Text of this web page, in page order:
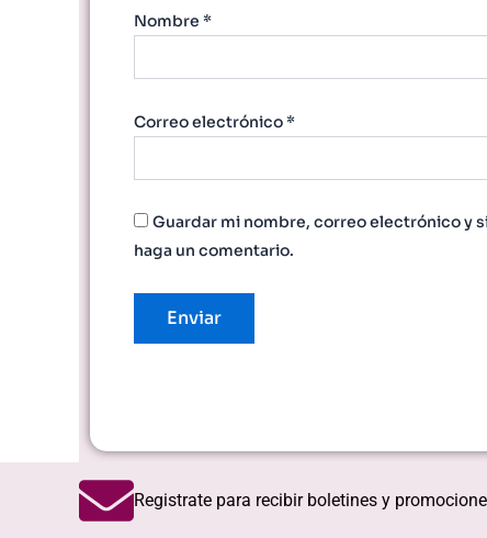
Nombre *
Correo electrónico*
Guardar mi nombre, correo electrónico y
haga un comentario.
Registrate para recibir boletines y